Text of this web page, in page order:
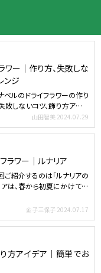
ワー｜作り方、失敗しな
ンジ
ベルのドライフラワーの作り
敗しないコツ、飾り方アイデ
山田智美 2024.07.29
ラワー｜ルナリア
ご紹介するのは「ルナリアの
アは、春から初夏にかけて紫
金子三保子 2024.07.17
方アイデア｜簡単でお